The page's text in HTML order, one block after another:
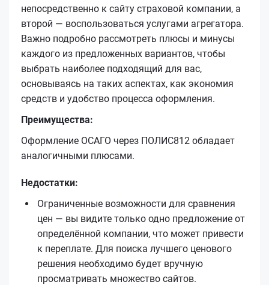
непосредственно к сайту страховой компании, а
второй — воспользоваться услугами агрегатора.
Важно подробно рассмотреть плюсы и минусы
каждого из предложенных вариантов, чтобы
выбрать наиболее подходящий для вас,
основываясь на таких аспектах, как экономия
средств и удобство процесса оформления.
Преимущества:
Оформление ОСАГО через ПОЛИС812 обладает
аналогичными плюсами.
Недостатки:
Ограниченные возможности для сравнения
цен — вы видите только одно предложение от
определённой компании, что может привести
к переплате. Для поиска лучшего ценового
решения необходимо будет вручную
просматривать множество сайтов.